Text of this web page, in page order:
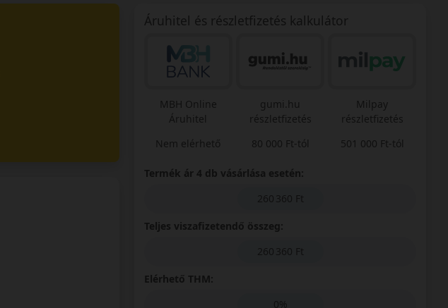
Áruhitel és részletfizetés kalkulátor
MBH Online
Áruhitel
Nem elérhető
gumi.hu
részletfizetés
80 000 Ft-tól
Milpay
részletfizetés
501 000 Ft-tól
Termék ár 4 db vásárlása esetén:
260 360 Ft
Teljes viszafizetendő összeg:
260 360 Ft
Elérhető THM:
0%